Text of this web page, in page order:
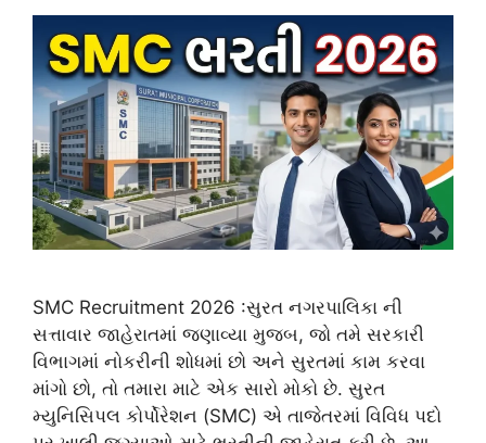
SMC Recruitment 2026 :સુરત નગરપાલિકા ની
સત્તાવાર જાહેરાતમાં જણાવ્યા મુજબ, જો તમે સરકારી
વિભાગમાં નોકરીની શોધમાં છો અને સુરતમાં કામ કરવા
માંગો છો, તો તમારા માટે એક સારો મોકો છે. સુરત
મ્યુનિસિપલ કોર્પોરેશન (SMC) એ તાજેતરમાં વિવિધ પદો